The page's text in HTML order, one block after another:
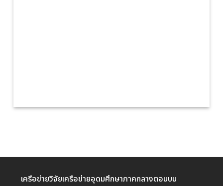
เครือข่ายวิจัยเครือข่ายอุดมศึกษาภาคกลางตอนบน